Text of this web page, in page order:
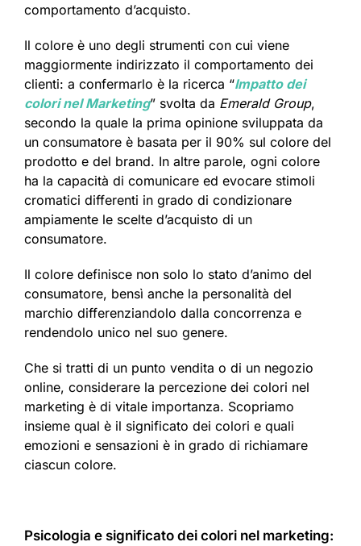
comportamento d’acquisto.
Il colore è uno degli strumenti con cui viene
maggiormente indirizzato il comportamento dei
clienti: a confermarlo è la ricerca “Impatto dei
colori nel Marketing” svolta da Emerald Group,
secondo la quale la prima opinione sviluppata da
un consumatore è basata per il 90% sul colore del
prodotto e del brand. In altre parole, ogni colore
ha la capacità di comunicare ed evocare stimoli
cromatici differenti in grado di condizionare
ampiamente le scelte d’acquisto di un
consumatore.
Il colore definisce non solo lo stato d’animo del
consumatore, bensì anche la personalità del
marchio differenziandolo dalla concorrenza e
rendendolo unico nel suo genere.
Che si tratti di un punto vendita o di un negozio
online, considerare la percezione dei colori nel
marketing è di vitale importanza. Scopriamo
insieme qual è il significato dei colori e quali
emozioni e sensazioni è in grado di richiamare
ciascun colore.
Psicologia e significato dei colori nel marketing: